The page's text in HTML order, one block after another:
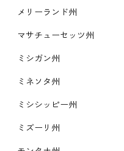
メリーランド州
マサチューセッツ州
ミシガン州
ミネソタ州
ミシシッピー州
ミズーリ州